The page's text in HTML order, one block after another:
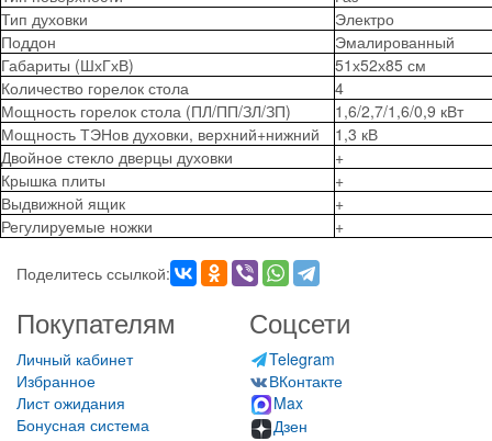
Тип духовки
Электро
Поддон
Эмалированный
Габариты (ШхГхВ)
51х52х85 см
Количество горелок стола
4
Мощность горелок стола (ПЛ/ПП/ЗЛ/ЗП)
1,6/2,7/1,6/0,9 кВт
Мощность ТЭНов духовки, верхний+нижний
1,3 кВ
Двойное стекло дверцы духовки
+
Крышка плиты
+
Выдвижной ящик
+
Регулируемые ножки
+
Поделитесь ссылкой:
Покупателям
Личный кабинет
Избранное
Лист ожидания
Бонусная система
Соцсети
Telegram
ВКонтакте
Max
Дзен